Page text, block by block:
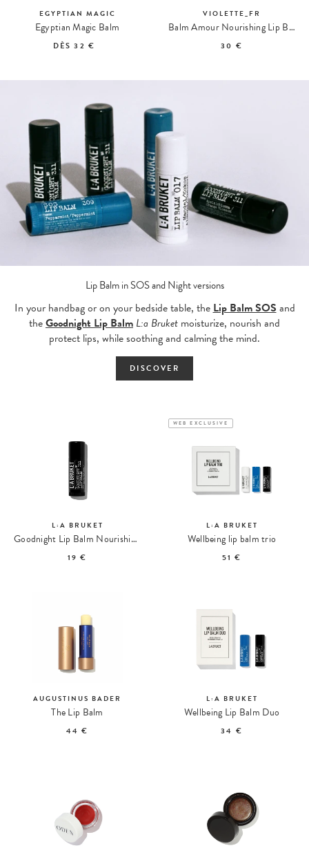
EGYPTIAN MAGIC
Egyptian Magic Balm
DÈS32 €
VIOLETTE_FR
Balm Amour Nourishing Lip Balm
30 €
Lip Balm in SOS and Night versions
In your handbag or on your bedside table, the Lip Balm SOS and
theGoodnight Lip Balm L:a Bruket moisturize, nourish and
protect lips, while soothing and calming the mind.
DISCOVER
L:A BRUKET
Goodnight Lip Balm Nourishing Lip Balm 311
19 €
WEB EXCLUSIVE
L:A BRUKET
Wellbeing lip balm trio
51 €
AUGUSTINUS BADER
The Lip Balm
44 €
L:A BRUKET
Wellbeing Lip Balm Duo
34 €